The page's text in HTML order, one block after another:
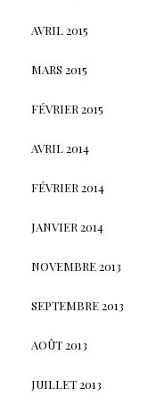
AVRIL 2015
MARS 2015
FÉVRIER 2015
AVRIL 2014
FÉVRIER 2014
JANVIER 2014
NOVEMBRE 2013
SEPTEMBRE 2013
AOÛT 2013
JUILLET 2013